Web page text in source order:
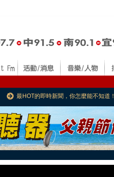
最HOT的即時新聞，你怎麼能不知道！